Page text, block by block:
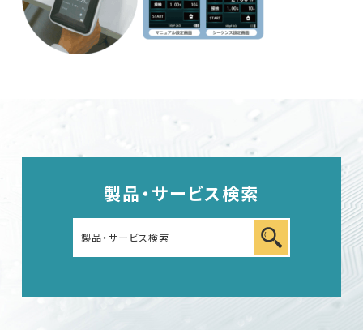
製品・サービス検索
電源電圧変動試験器・その他試験器
減衰振動波試験器